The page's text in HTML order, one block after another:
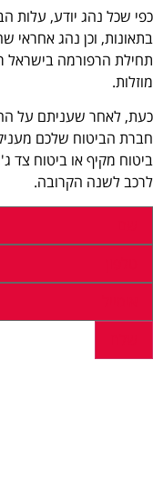
כפי שכל נהג יודע, עלות
בתאונות, וכן נהג אחראי
תחילת הרפורמה בישראל
מוזלות.
כעת, לאחר שעניתם על
חברת הביטוח שלכם
ביטוח מקיף או ביטוח
לרכב לשנה הקרובה.